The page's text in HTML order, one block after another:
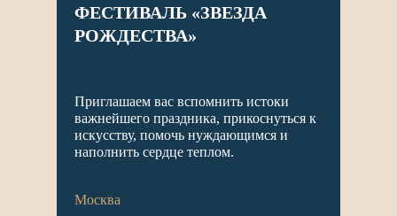
ФЕСТИВАЛЬ «ЗВЕЗДА
РОЖДЕСТВА»
Приглашаем вас вспомнить истоки
важнейшего праздника, прикоснуться к
искусству, помочь нуждающимся и
наполнить сердце теплом.
Москва